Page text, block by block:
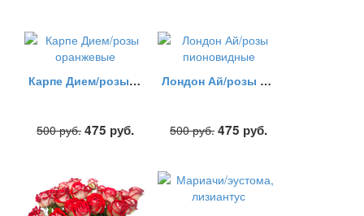
Карпе Дием/розы оранжевые
500руб. 475 руб.
Лондон Ай/розы пионовидные
500руб. 475 руб.